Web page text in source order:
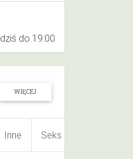
dziś do 19:00
WIĘCEJ
Inne Seks